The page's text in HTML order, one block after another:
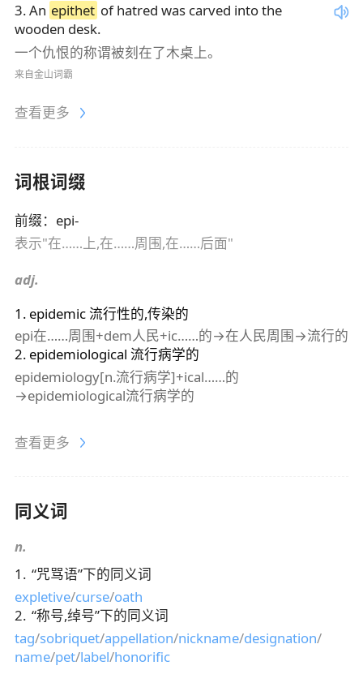
3.An epithet of hatred was carved into the
wooden desk.
一个仇恨的称谓被刻在了木桌上。
来自金山词霸
查看更多
词根词缀
前缀： epi-
表示"在……上,在……周围,在……后面"
adj.
1 . epidemic流行性的,传染的
epi在……周围+dem人民+ic……的→在人民周围→流行的
2. epidemiological 流行病学的
epidemiology[n.流行病学]+ical……的
→epidemiological流行病学的
查看更多
同义词
n.
1 . “咒骂语”下的同义词
expletive/curse/oath
2. “称号,绰号”下的同义词
tag/sobriquet/appellation/nickname/designation/
name/pet/label/honorific